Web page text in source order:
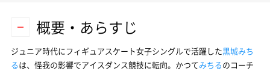
概要・あらすじ
ジュニア時代にフィギュアスケート女子シングルで活躍した黒城みち
るは、怪我の影響でアイスダンス競技に転向。かつてみちるのコーチ